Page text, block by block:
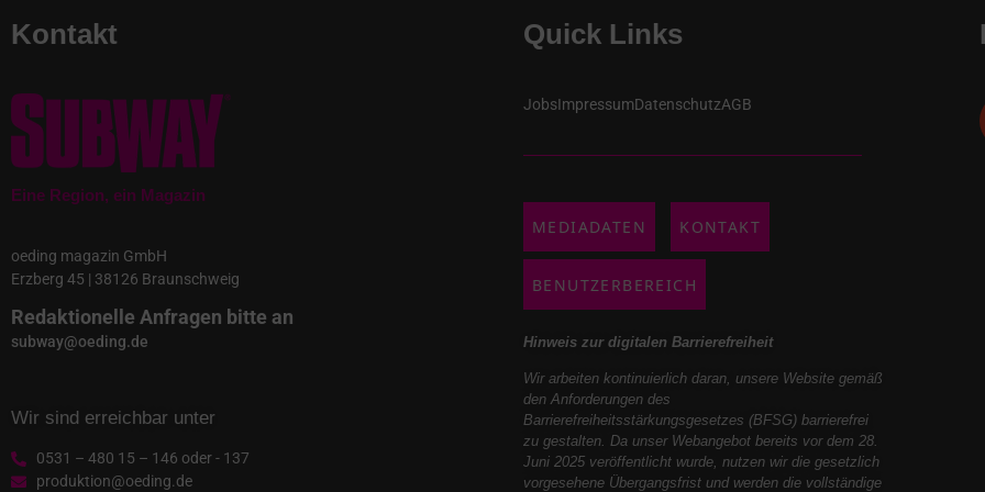
Kontakt
Eine Region, ein Magazin
oeding magazin GmbH
Erzberg 45 | 38126 Braunschweig
Redaktionelle Anfragen bitte an
subway@oeding.de
Wir sind erreichbar unter
0531 – 480 15 – 146 oder - 137
produktion@oeding.de
Quick Links
JobsImpressumDatenschutzAGB
MEDIADATEN KONTAKT
BENUTZERBEREICH
Hinweis zur digitalen Barrierefreiheit
Wir arbeiten kontinuierlich daran, unsere Website gemäß
den Anforderungen des
Barrierefreiheitsstärkungsgesetzes (BFSG) barrierefrei
zu gestalten. Da unser Webangebot bereits vor dem 28.
Juni 2025 veröffentlicht wurde, nutzen wir die gesetzlich
vorgesehene Übergangsfrist und werden die vollständige